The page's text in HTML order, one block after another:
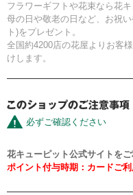
フラワーギフトや花束なら花キ
母の日や敬老の日など、お祝
ト)をプレゼント。
全国約4200店の花屋よりお客
けします。
必ずご確認ください
花キューピット公式サイトを
ポイント付与時期：カードご